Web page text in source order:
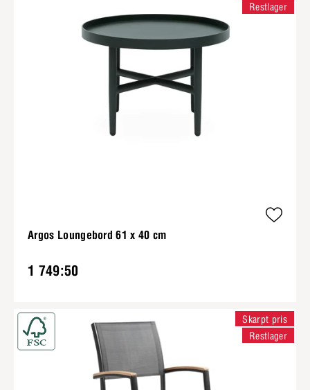
Argos Loungebord 61 x 40 cm
1 749:50
Restlager
Skarpt pris
Restlager